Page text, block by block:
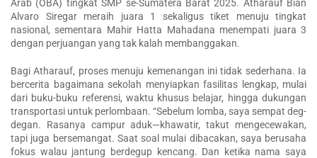
Arab (OBA) tingkat SMP se-Sumatera Barat 2025. Atharauf Bian
Alvaro Siregar meraih juara 1 sekaligus tiket menuju tingkat
nasional, sementara Mahir Hatta Mahadana menempati juara 3
dengan perjuangan yang tak kalah membanggakan.
Bagi Atharauf, proses menuju kemenangan ini tidak sederhana. Ia
bercerita bagaimana sekolah menyiapkan fasilitas lengkap, mulai
dari buku-buku referensi, waktu khusus belajar, hingga dukungan
transportasi untuk perlombaan. “Sebelum lomba, saya sempat deg-
degan. Rasanya campur aduk—khawatir, takut mengecewakan,
tapi juga bersemangat. Saat soal mulai dibacakan, saya berusaha
fokus walau jantung berdegup kencang. Dan ketika nama saya